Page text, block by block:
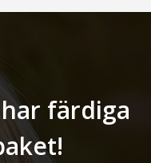
färdiga